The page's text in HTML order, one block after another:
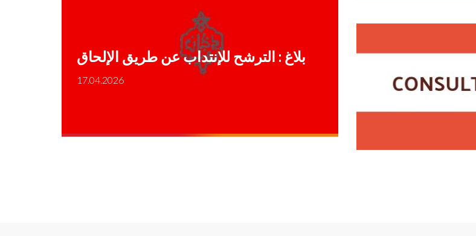
بلاغ : الترشح للإنتداب عن طريق الإلحاق
17.04.2026